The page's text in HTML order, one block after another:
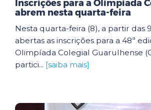
Inscrições para a Olimpíada
abrem nesta quarta-feira
Nesta quarta-feira (8), a partir das
abertas as inscrições para a 48ª
Olimpíada Colegial Guarulhense
partici... [saiba mais]